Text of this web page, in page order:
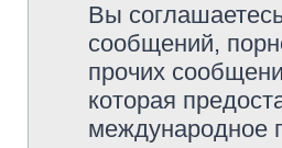
Вы
сообщений,
прочих
которая
международное